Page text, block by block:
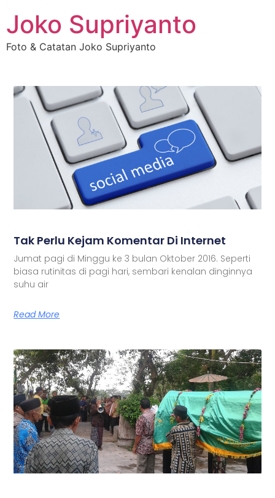
Joko Supriyanto
Foto & Catatan Joko Supriyanto
Tak Perlu Kejam Komentar Di Internet
Jumat pagi di Minggu ke 3 bulan Oktober 2016. Seperti
biasa rutinitas di pagi hari, sembari kenalan dinginnya
suhu air
Read More